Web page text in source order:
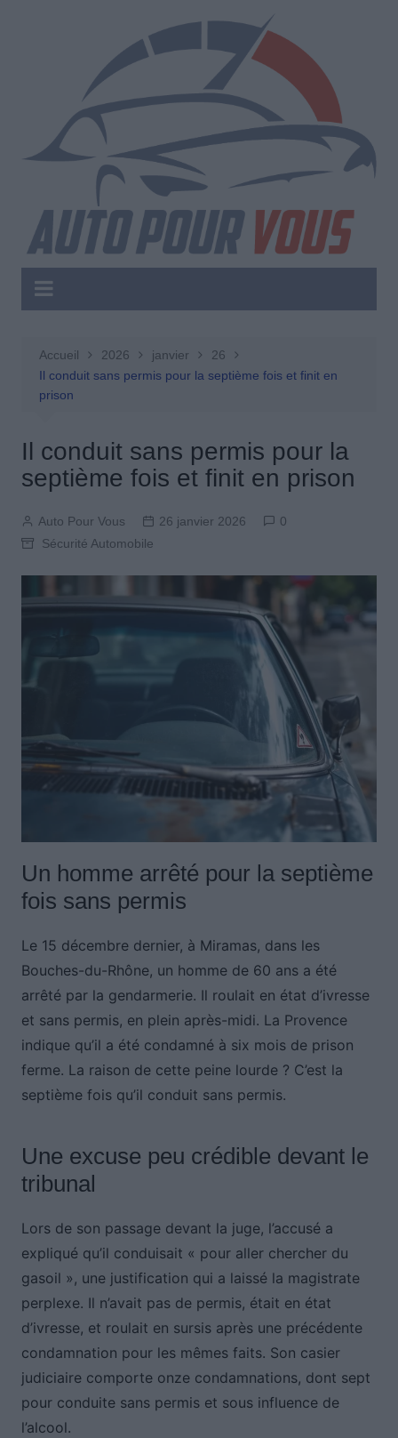
Accueil 2026 janvier
26
Il conduit sans permis pour la septième fois et finit en
prison
Il conduit sans permis pour la
septième fois et finit en prison
Auto Pour Vous 26 janvier 2026
0
Sécurité Automobile
Un homme arrêté pour la septième
fois sans permis
Le 15 décembre dernier, à Miramas, dans les
Bouches-du-Rhône, un homme de 60 ans a été
arrêté par la gendarmerie. Il roulait en état d’ivresse
et sans permis, en plein après-midi. La Provence
indique qu’il a été condamné à six mois de prison
ferme. La raison de cette peine lourde ? C’est la
septième fois qu’il conduit sans permis.
Une excuse peu crédible devant le
tribunal
Lors de son passage devant la juge, l’accusé a
expliqué qu’il conduisait « pour aller chercher du
gasoil », une justification qui a laissé la magistrate
perplexe. Il n’avait pas de permis, était en état
d’ivresse, et roulait en sursis après une précédente
condamnation pour les mêmes faits. Son casier
judiciaire comporte onze condamnations, dont sept
pour conduite sans permis et sous influence de
l’alcool.